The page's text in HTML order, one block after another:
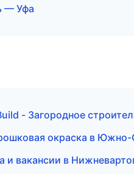
— Уфа
- Загородное
окраска в Южно-
и вакансии в